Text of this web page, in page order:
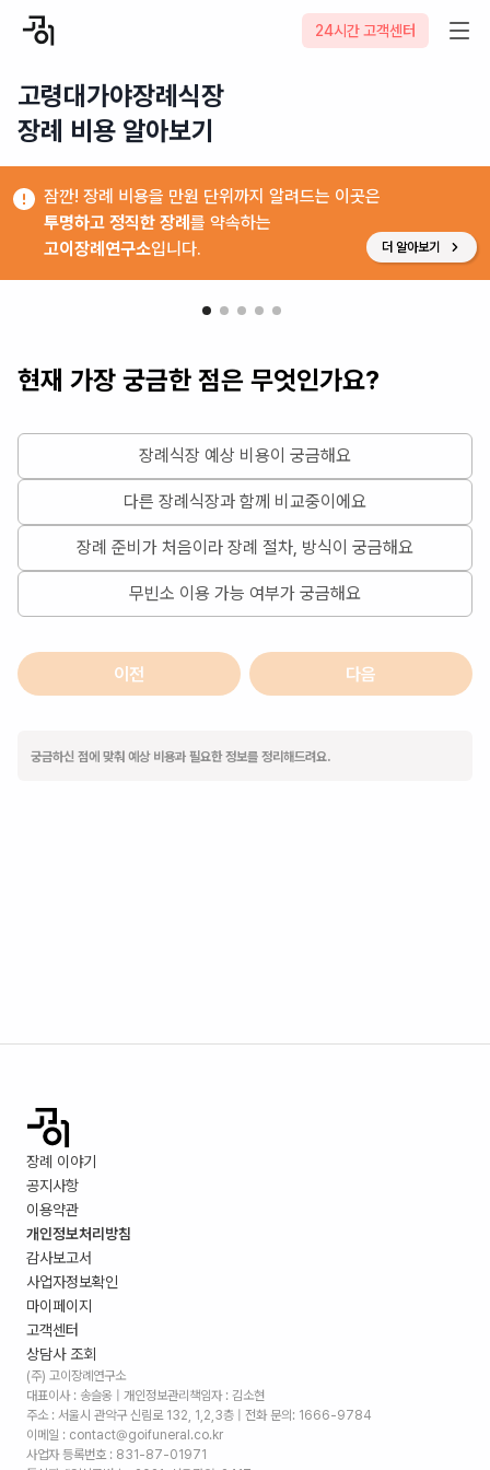
24시간 고객센터
고령대가야장례식장
장례 비용 알아보기
잠깐! 장례 비용을 만원 단위까지 알려드는 이곳은
투명하고 정직한 장례 를 약속하는
고이장례연구소입니다. 더 알아보기
현재 가장 궁금한 점은 무엇인가요?
장례식장 예상 비용이 궁금해요
다른 장례식장과 함께 비교중이에요
장례 준비가 처음이라 장례 절차, 방식이 궁금해요
무빈소 이용 가능 여부가 궁금해요
이전 다음
궁금하신 점에 맞춰 예상 비용과 필요한 정보를 정리해드려요.
장례 이야기
공지사항
이용약관
개인정보처리방침
감사보고서
사업자정보확인
마이페이지
고객센터
상담사 조회
(주) 고이장례연구소
대표이사 : 송슬옹 | 개인정보관리책임자 : 김소현
주소 : 서울시 관악구 신림로 132, 1,2,3층 | 전화 문의: 1666-9784
이메일 : contact@goifuneral.co.kr
사업자 등록번호 : 831-87-01971